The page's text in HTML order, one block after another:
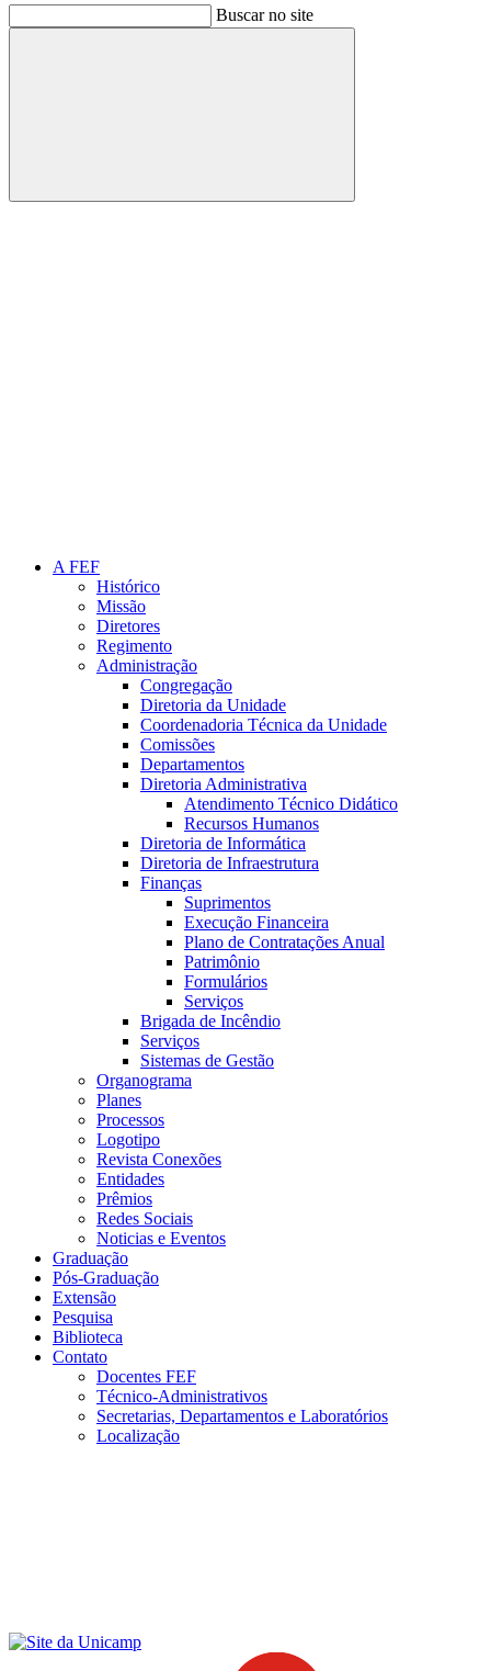
Buscar no site
Buscar
A FEF
Histórico
Missão
Diretores
Regimento
Administração
Congregação
Diretoria da Unidade
Coordenadoria Técnica da Unidade
Comissões
Departamentos
Diretoria Administrativa
Atendimento Técnico Didático
Recursos Humanos
Diretoria de Informática
Diretoria de Infraestrutura
Finanças
Suprimentos
Execução Financeira
Plano de Contratações Anual
Patrimônio
Formulários
Serviços
Brigada de Incêndio
Serviços
Sistemas de Gestão
Organograma
Planes
Processos
Logotipo
Revista Conexões
Entidades
Prêmios
Redes Sociais
Noticias e Eventos
Graduação
Pós-Graduação
Extensão
Pesquisa
Biblioteca
Contato
Docentes FEF
Técnico-Administrativos
Secretarias, Departamentos e Laboratórios
Localização